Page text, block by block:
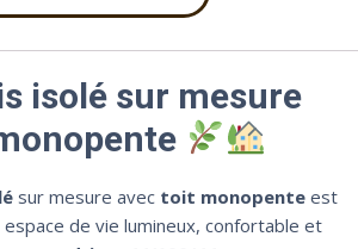
isolé sur mesure
sur mesure avec toit monopente est
de vie lumineux, confortable et